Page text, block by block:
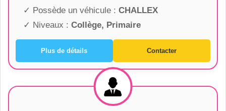
✓ Possède un véhicule : CHALLEX
✓ Niveaux : Collège, Primaire
Plus de détails Contacter